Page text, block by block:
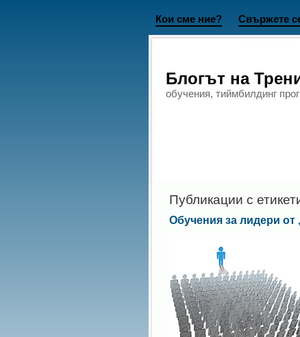
Кои сме ние? Свържете
Блогът на
обучения, тиймбилдинг
Публикации с
Обучения за лидери от